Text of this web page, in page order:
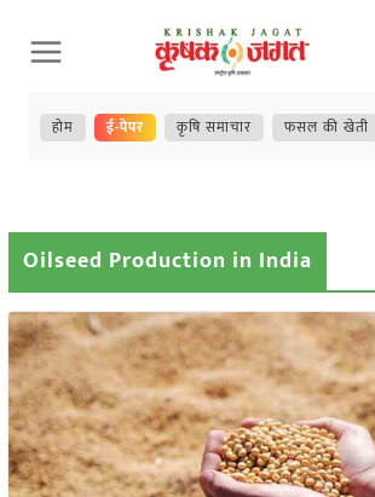
Skip
to
content
होम ई-पेपर कृषि समाचार फसल की खेती
Oilseed Production in India